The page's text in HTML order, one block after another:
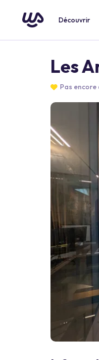
Découvrir
Les
Pas encore